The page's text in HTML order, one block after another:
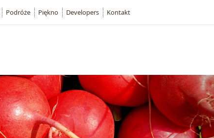
Podróże Piękno Developers Kontakt